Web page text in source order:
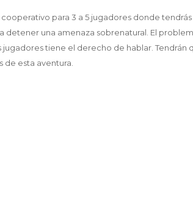
para 3 a 5 jugadores donde
detener una amenaza sobrenatural. El
jugadores tiene el derecho de hablar. Tendrán
de esta aventura.